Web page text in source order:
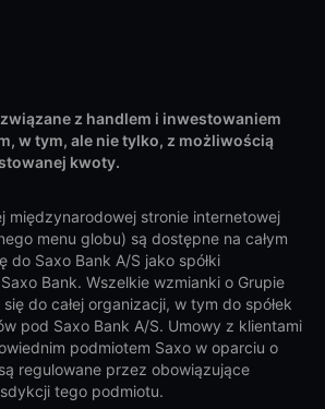
z handlem i inwestowaniem
w tym, ale nie tylko, z możliwością
kwoty.
międzynarodowej stronie internetowej
menu globu) są dostępne na całym
do Saxo Bank A/S jako spółki
Bank. Wszelkie wzmianki o Grupie
do całej organizacji, w tym do spółek
pod Saxo Bank A/S. Umowy z klientami
podmiotem Saxo w oparciu o
regulowane przez obowiązujące
tego podmiotu.